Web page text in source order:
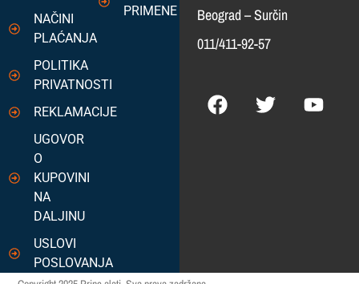
NAČINI
PLAĆANJA
POLITIKA
PRIVATNOSTI
REKLAMACIJE
UGOVOR
O
KUPOVINI
NA
DALJINU
USLOVI
POSLOVANJA
PRIMENE
Beograd – Surčin
011/411-92-57